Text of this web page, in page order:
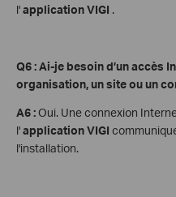
l'application VIGI .
Q6 : Ai-je besoin d’un accès
organisation, un site ou un
A6 :Oui. Une connexion
l'application VIGI
l'installation.